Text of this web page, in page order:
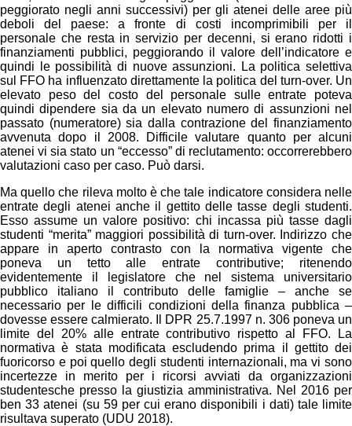
peggiorato negli anni successivi) per gli atenei delle aree più
deboli del paese: a fronte di costi incomprimibili per il
personale che resta in servizio per decenni, si erano ridotti i
finanziamenti pubblici, peggiorando il valore dell’indicatore e
quindi le possibilità di nuove assunzioni. La politica selettiva
sul FFO ha influenzato direttamente la politica del turn-over. Un
elevato peso del costo del personale sulle entrate poteva
quindi dipendere sia da un elevato numero di assunzioni nel
passato (numeratore) sia dalla contrazione del finanziamento
avvenuta dopo il 2008. Difficile valutare quanto per alcuni
atenei vi sia stato un “eccesso” di reclutamento: occorrerebbero
valutazioni caso per caso. Può darsi.
Ma quello che rileva molto è che tale indicatore considera nelle
entrate degli atenei anche il gettito delle tasse degli studenti.
Esso assume un valore positivo: chi incassa più tasse dagli
studenti “merita” maggiori possibilità di turn-over. Indirizzo che
appare in aperto contrasto con la normativa vigente che
poneva un tetto alle entrate contributive; ritenendo
evidentemente il legislatore che nel sistema universitario
pubblico italiano il contributo delle famiglie – anche se
necessario per le difficili condizioni della finanza pubblica –
dovesse essere calmierato. Il DPR 25.7.1997 n. 306 poneva un
limite del 20% alle entrate contributivo rispetto al FFO. La
normativa è stata modificata escludendo prima il gettito dei
fuoricorso e poi quello degli studenti internazionali, ma vi sono
incertezze in merito per i ricorsi avviati da organizzazioni
studentesche presso la giustizia amministrativa. Nel 2016 per
ben 33 atenei (su 59 per cui erano disponibili i dati) tale limite
risultava superato (UDU 2018).